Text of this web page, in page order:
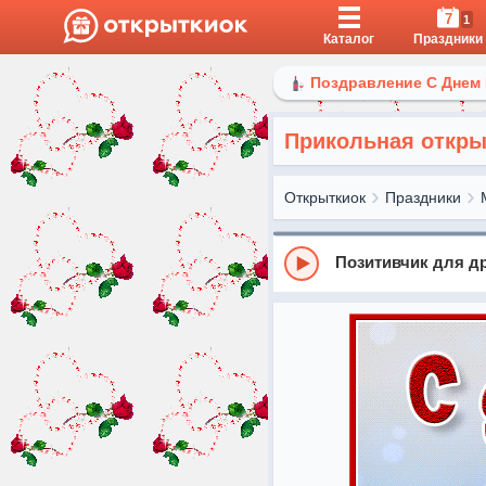
Каталог
7 1
Праздники
Поздравление С
Прикольная
Открыткиок Праздники
Позитивчик для